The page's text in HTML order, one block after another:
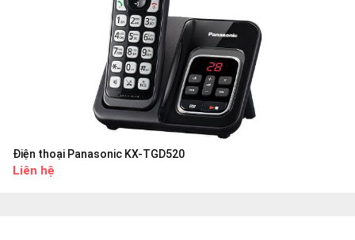
Điện thoại Panasonic KX-TGD520
Liên hệ